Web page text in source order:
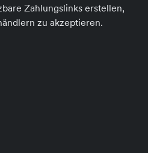
Zahlungslinks erstellen,
zu akzeptieren.